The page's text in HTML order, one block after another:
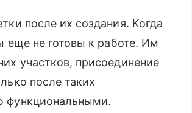
после их создания. Когда
еще не готовы к работе. Им
участков, присоединение
после таких
функциональными.